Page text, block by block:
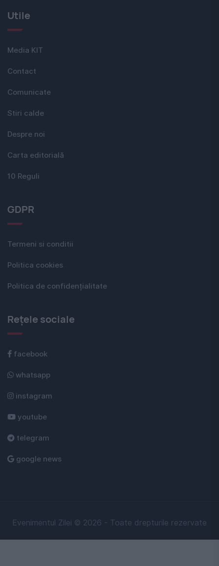
Utile
Media KIT
Contact
Comunicate
Stiri calde
Despre noi
Carta editorială
10 Reguli
GDPR
Termeni si conditii
Politica cookies
Politica de confidențialitate
Rețele sociale
facebook
whatsapp
instagram
youtube
telegram
google news
Evenimentul Zilei © 2026 - Toate drepturile rezervate